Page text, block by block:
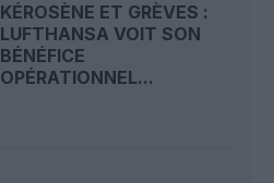
KÉROSÈNE ET GRÈVES :
LUFTHANSA VOIT SON
BÉNÉFICE
OPÉRATIONNEL...